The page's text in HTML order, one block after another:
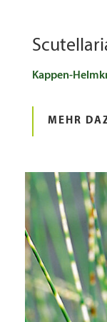
Kappen-
MEHR